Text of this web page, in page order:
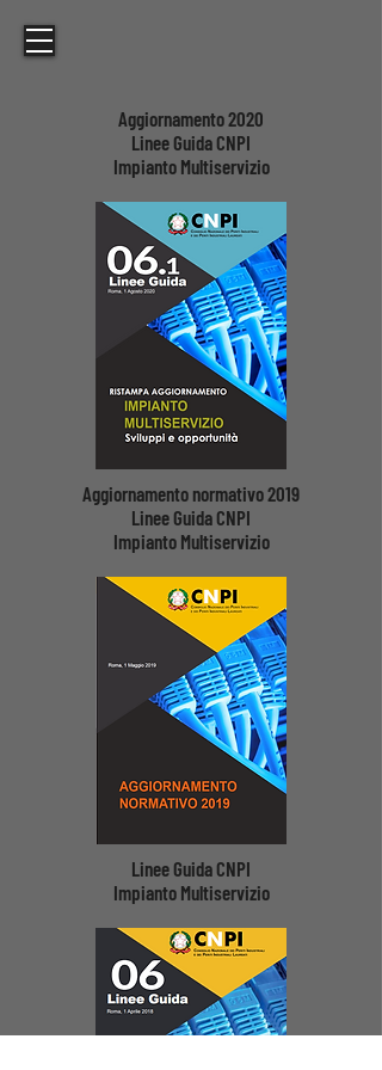
Aggiornamento 2020
Linee Guida CNPI
Impianto Multiservizio
Aggiornamento normativo 2019
Linee Guida CNPI
Impianto Multiservizio
Linee Guida CNPI
Impianto Multiservizio